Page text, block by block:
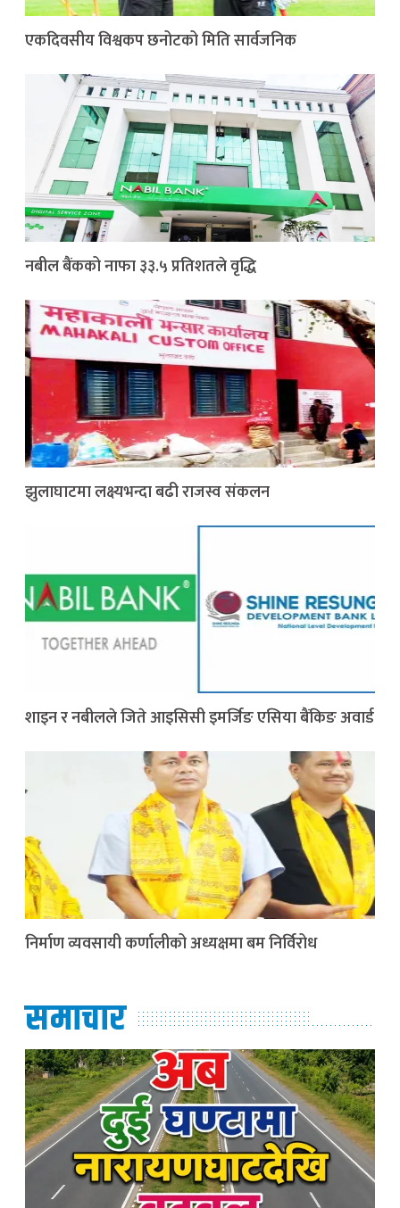
एकदिवसीय विश्वकप छनोटको मिति सार्वजनिक
नबील बैंकको नाफा ३३.५ प्रतिशतले वृद्धि
झुलाघाटमा लक्ष्यभन्दा बढी राजस्व संकलन
शाइन र नबीलले जिते आइसिसी इमर्जिङ एसिया बैंकिङ अवार्ड
निर्माण व्यवसायी कर्णालीको अध्यक्षमा बम निर्विरोध
समाचार